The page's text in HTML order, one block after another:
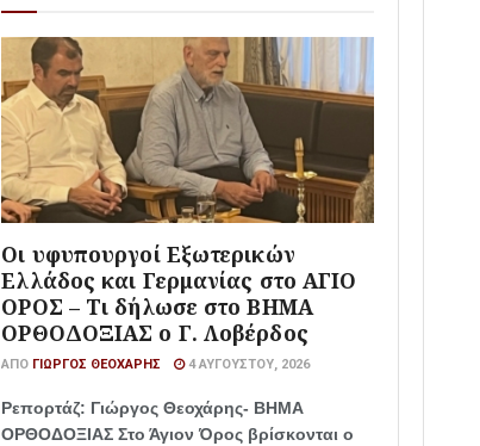
Οι υφυπουργοί Εξωτερικών
Ελλάδος και Γερμανίας στο ΑΓΙΟ
ΟΡΟΣ – Τι δήλωσε στο ΒΗΜΑ
ΟΡΘΟΔΟΞΙΑΣ ο Γ. Λοβέρδος
ΑΠΌ ΓΙΏΡΓΟΣ ΘΕΟΧΆΡΗΣ 4 ΑΥΓΟΎΣΤΟΥ, 2026
Ρεπορτάζ: Γιώργος Θεοχάρης- ΒΗΜΑ
ΟΡΘΟΔΟΞΙΑΣ Στο Άγιον Όρος βρίσκονται ο